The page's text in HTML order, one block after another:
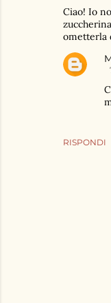
Ciao! Io
ometterla
RISPONDI